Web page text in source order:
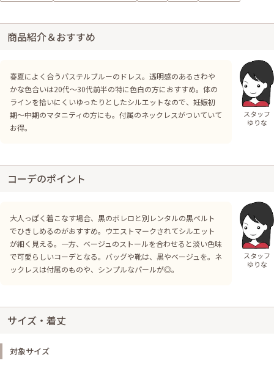
商品紹介＆おすすめ
春夏によく合うパステルブルーのドレス。透明感のあるさわや
かな色合いは20代～30代前半の特に色白の方におすすめ。体の
ラインを拾いにくいゆったりとしたシルエットなので、妊娠初
期～中期のマタニティの方にも。付属のネックレスがついていて
お得。
スタッフ
ゆりな
コーデのポイント
大人っぽく着こなす場合、黒のボレロと別レンタルの黒ベルト
でひきしめるのがおすすめ。ウエストマークされてシルエット
が細く見える。一方、ベージュのストールを合わせると淡い色味
で可愛らしいコーデとなる。バッグや靴は、黒やベージュを。ネ
ックレスは付属のものや、シンプルなパールが◎。
スタッフ
ゆりな
サイズ・着丈
対象サイズ